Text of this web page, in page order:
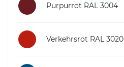
Purpurrot RAL 3004
Verkehrsrot RAL 3020